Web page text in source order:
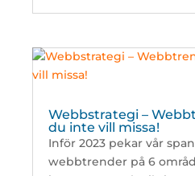
Webbstrategi –
du inte vill missa!
Inför 2023 pekar vår
webbtrender på 6